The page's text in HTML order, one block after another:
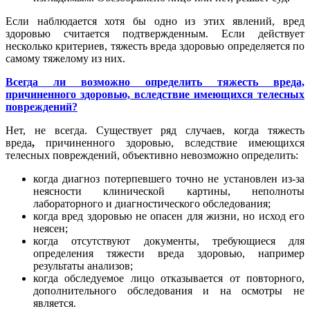
Если наблюдается хотя бы одно из этих явлений, вред
здоровью считается подтвержденным. Если действует
несколько критериев, тяжесть вреда здоровью определяется по
самому тяжелому из них.
Всегда ли возможно определить тяжесть вреда,
причиненного здоровью, вследствие имеющихся телесных
повреждений?
Нет, не всегда. Существует ряд случаев, когда тяжесть
вреда, причиненного здоровью, вследствие имеющихся
телесных повреждений, объективно невозможно определить:
когда диагноз потерпевшего точно не установлен из-за
неясности клинической картины, неполноты
лабораторного и диагностического обследования;
когда вред здоровью не опасен для жизни, но исход его
неясен;
когда отсутствуют документы, требующиеся для
определения тяжести вреда здоровью, например
результаты анализов;
когда обследуемое лицо отказывается от повторного,
дополнительного обследования и на осмотры не
является.